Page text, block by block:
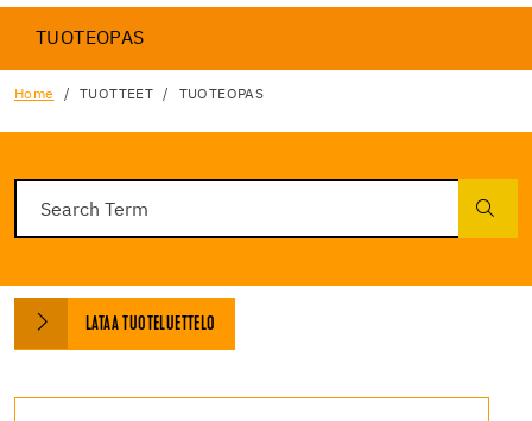
TUOTEOPAS
Home TUOTTEET TUOTEOPAS
LATAA TUOTELUETTELO